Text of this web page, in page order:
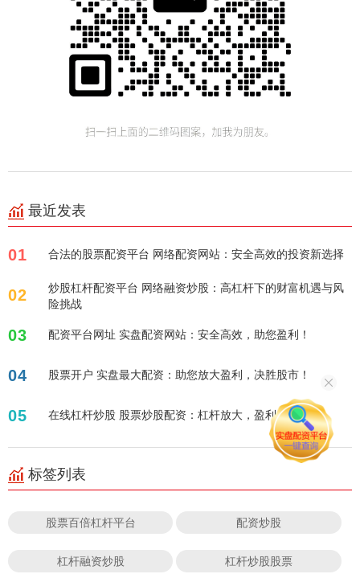
最近发表
01 合法的股票配资平台 网络配资网站：安全高效的投资新选择
02
炒股杠杆配资平台 网络融资炒股：高杠杆下的财富机遇与风
险挑战
03 配资平台网址 实盘配资网站：安全高效，助您盈利！
04 股票开户 实盘最大配资：助您放大盈利，决胜股市！
05 在线杠杆炒股 股票炒股配资：杠杆放大，盈利加速！
标签列表
股票百倍杠杆平台 配资炒股
杠杆融资炒股 杠杆炒股股票